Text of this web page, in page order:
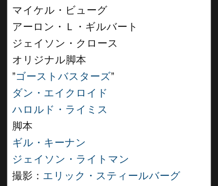
マイケル・ビューグ
アーロン・Ｌ・ギルバート
ジェイソン・クロース
オリジナル脚本
”ゴーストバスターズ”
ダン・エイクロイド
ハロルド・ライミス
脚本
ギル・キーナン
ジェイソン・ライトマン
撮影： エリック・スティールバーグ